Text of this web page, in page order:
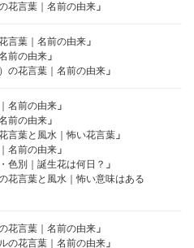
花言葉｜名前の由来 」
言葉｜名前の由来 」
前の由来 」
の花言葉｜名前の由来 」
名前の由来 」
前の由来 」
言葉と風水｜怖い花言葉 」
名前の由来 」
色別｜誕生花は何日？ 」
花言葉と風水｜怖い意味はある
花言葉｜名前の由来 」
の花言葉｜名前の由来 」